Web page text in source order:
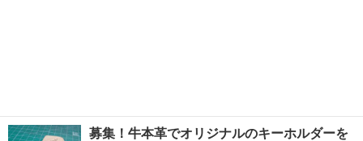
募集！牛本革でオリジナルのキーホルダーを